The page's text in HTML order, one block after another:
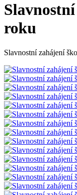
roku
Slavnostní zahájení